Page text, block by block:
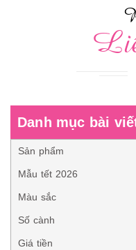
Danh mục bài
Sản phẩm
Mẫu tết 2026
Màu sắc
Số cành
Giá tiền